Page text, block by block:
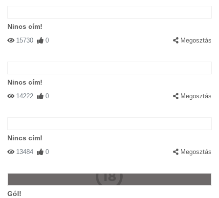
Nincs cím!
15730 0 Megosztás
Nincs cím!
14222 0 Megosztás
Nincs cím!
13484 0 Megosztás
Gól!